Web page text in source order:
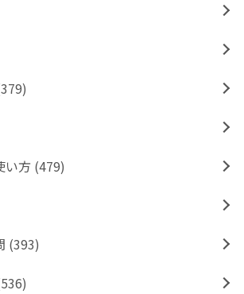
方 (479)
(393)